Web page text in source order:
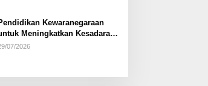
Kewaranegaraan
Meningkatkan Kesadaran
dan Bernegara di…
07/2026